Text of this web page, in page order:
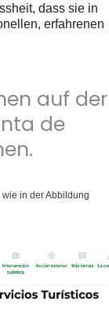
dass sie in
erfahrenen
auf der
de
in der Abbildung